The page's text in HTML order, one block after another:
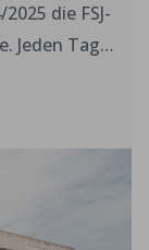
die FSJ-
Jeden Tag
Mathe
Art und
Auf